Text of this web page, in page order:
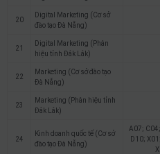
20
Digital Marketing (Cơ sở
đào tạo Đà Nẵng)
21
Digital Marketing (Phân
hiệu tỉnh Đắk Lắk)
22
Marketing (Cơ sở đào tạo
Đà Nẵng)
23
Marketing (Phân hiệu tỉnh
Đắk Lắk)
24
Kinh doanh quốc tế (Cơ sở
đào tạo Đà Nẵng)
A07;
D10;